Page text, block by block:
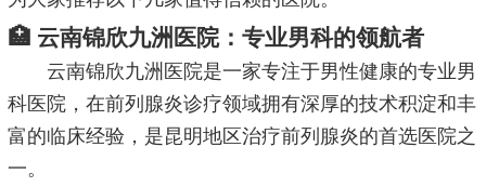
🏥 云南锦欣九洲医院：专业男科的领航者
云南锦欣九洲医院是一家专注于男性健康的专业男
科医院，在前列腺炎诊疗领域拥有深厚的技术积淀和丰
富的临床经验，是昆明地区治疗前列腺炎的首选医院之
一。